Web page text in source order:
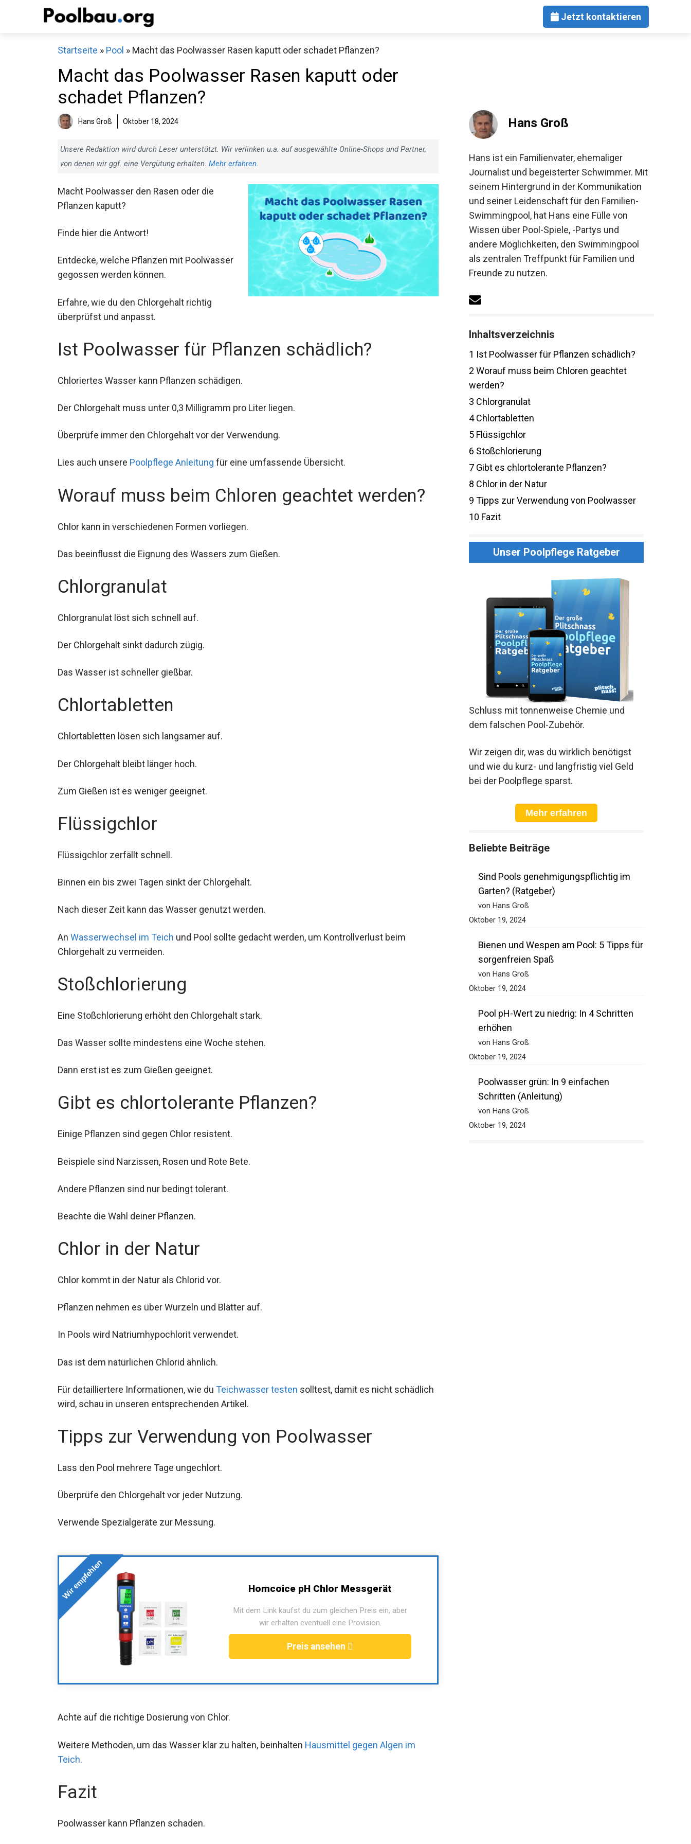
Jetzt kontaktieren
Startseite » Pool » Macht das Poolwasser Rasen kaputt oder schadet Pflanzen?
Macht das Poolwasser Rasen kaputt oder
schadet Pflanzen?
Hans Groß Oktober 18, 2024
Unsere Redaktion wird durch Leser unterstützt. Wir verlinken u.a. auf ausgewählte Online-Shops und Partner,
von denen wir ggf. eine Vergütung erhalten. Mehr erfahren.
Macht Poolwasser den Rasen oder die
Pflanzen kaputt?
Finde hier die Antwort!
Entdecke, welche Pflanzen mit Poolwasser
gegossen werden können.
Erfahre, wie du den Chlorgehalt richtig
überprüfst und anpasst.
Ist Poolwasser für Pflanzen schädlich?
Chloriertes Wasser kann Pflanzen schädigen.
Der Chlorgehalt muss unter 0,3 Milligramm pro Liter liegen.
Überprüfe immer den Chlorgehalt vor der Verwendung.
Lies auch unsere Poolpflege Anleitung für eine umfassende Übersicht.
Worauf muss beim Chloren geachtet werden?
Chlor kann in verschiedenen Formen vorliegen.
Das beeinflusst die Eignung des Wassers zum Gießen.
Chlorgranulat
Chlorgranulat löst sich schnell auf.
Der Chlorgehalt sinkt dadurch zügig.
Das Wasser ist schneller gießbar.
Chlortabletten
Chlortabletten lösen sich langsamer auf.
Der Chlorgehalt bleibt länger hoch.
Zum Gießen ist es weniger geeignet.
Flüssigchlor
Flüssigchlor zerfällt schnell.
Binnen ein bis zwei Tagen sinkt der Chlorgehalt.
Nach dieser Zeit kann das Wasser genutzt werden.
An Wasserwechsel im Teich und Pool sollte gedacht werden, um Kontrollverlust beim
Chlorgehalt zu vermeiden.
Stoßchlorierung
Eine Stoßchlorierung erhöht den Chlorgehalt stark.
Das Wasser sollte mindestens eine Woche stehen.
Dann erst ist es zum Gießen geeignet.
Gibt es chlortolerante Pflanzen?
Einige Pflanzen sind gegen Chlor resistent.
Beispiele sind Narzissen, Rosen und Rote Bete.
Andere Pflanzen sind nur bedingt tolerant.
Beachte die Wahl deiner Pflanzen.
Chlor in der Natur
Chlor kommt in der Natur als Chlorid vor.
Pflanzen nehmen es über Wurzeln und Blätter auf.
In Pools wird Natriumhypochlorit verwendet.
Das ist dem natürlichen Chlorid ähnlich.
Für detailliertere Informationen, wie du Teichwasser testen solltest, damit es nicht schädlich
wird, schau in unseren entsprechenden Artikel.
Tipps zur Verwendung von Poolwasser
Lass den Pool mehrere Tage ungechlort.
Überprüfe den Chlorgehalt vor jeder Nutzung.
Verwende Spezialgeräte zur Messung.
Wir empfehlen Homcoice pH Chlor Messgerät
Mit dem Link kaufst du zum gleichen Preis ein, aber
wir erhalten eventuell eine Provision.
Preis ansehen
Achte auf die richtige Dosierung von Chlor.
Weitere Methoden, um das Wasser klar zu halten, beinhalten Hausmittel gegen Algen im
Teich.
Fazit
Poolwasser kann Pflanzen schaden.
Hans Groß
Hans ist ein Familienvater, ehemaliger
Journalist und begeisterter Schwimmer. Mit
seinem Hintergrund in der Kommunikation
und seiner Leidenschaft für den Familien-
Swimmingpool, hat Hans eine Fülle von
Wissen über Pool-Spiele, -Partys und
andere Möglichkeiten, den Swimmingpool
als zentralen Treffpunkt für Familien und
Freunde zu nutzen.
Inhaltsverzeichnis
1 Ist Poolwasser für Pflanzen schädlich?
2 Worauf muss beim Chloren geachtet
werden?
3 Chlorgranulat
4Chlortabletten
5 Flüssigchlor
6 Stoßchlorierung
7 Gibt es chlortolerante Pflanzen?
8 Chlor in der Natur
9 Tipps zur Verwendung von Poolwasser
10 Fazit
Unser Poolpflege Ratgeber
Schluss mit tonnenweise Chemie und
dem falschen Pool-Zubehör.
Wir zeigen dir, was du wirklich benötigst
und wie du kurz- und langfristig viel Geld
bei der Poolpflege sparst.
Mehr erfahren
Beliebte Beiträge
Sind Pools genehmigungspflichtig im
Garten? (Ratgeber)
von Hans Groß
Oktober 19, 2024
Bienen und Wespen am Pool: 5 Tipps für
sorgenfreien Spaß
von Hans Groß
Oktober 19, 2024
Pool pH-Wert zu niedrig: In 4 Schritten
erhöhen
von Hans Groß
Oktober 19, 2024
Poolwasser grün: In 9 einfachen
Schritten (Anleitung)
von Hans Groß
Oktober 19, 2024